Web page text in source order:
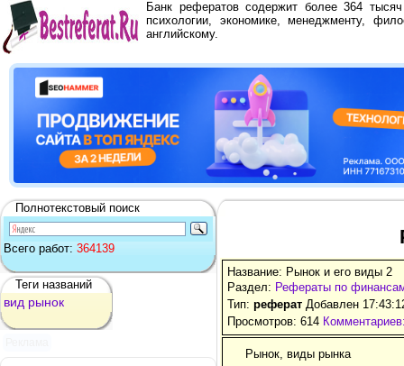
Банк рефератов содержит более 364
психологии, экономике, менеджменту,
английскому.
Полнотекстовый поиск
Всего работ: 364139
Теги названий
вид рынок
Название: Рынок и его виды 2
Раздел: Рефераты по
Тип: реферат Добавлен
Просмотров: 614
Рынок, виды рынка